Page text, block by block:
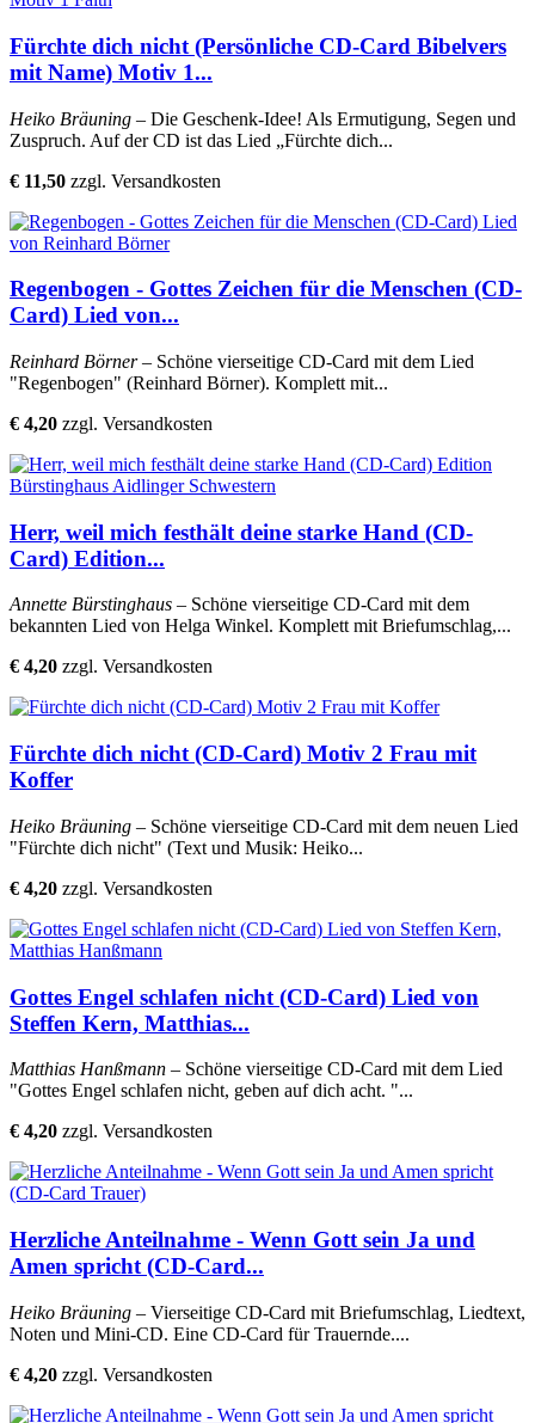
Fürchte dich nicht (Persönliche CD-Card Bibelvers
mit Name) Motiv 1...
Heiko Bräuning – Die Geschenk-Idee! Als Ermutigung, Segen und
Zuspruch. Auf der CD ist das Lied „Fürchte dich...
€ 11,50 zzgl. Versandkosten
Regenbogen - Gottes Zeichen für die Menschen (CD-
Card) Lied von...
Reinhard Börner– Schöne vierseitige CD-Card mit dem Lied
"Regenbogen" (Reinhard Börner). Komplett mit...
€ 4,20 zzgl. Versandkosten
Herr, weil mich festhält deine starke Hand (CD-
Card) Edition...
Annette Bürstinghaus – Schöne vierseitige CD-Card mit dem
bekannten Lied von Helga Winkel. Komplett mit Briefumschlag,...
€ 4,20 zzgl. Versandkosten
Fürchte dich nicht (CD-Card) Motiv 2 Frau mit
Koffer
Heiko Bräuning – Schöne vierseitige CD-Card mit dem neuen Lied
"Fürchte dich nicht" (Text und Musik: Heiko...
€ 4,20 zzgl. Versandkosten
Gottes Engel schlafen nicht (CD-Card) Lied von
Steffen Kern, Matthias...
Matthias Hanßmann – Schöne vierseitige CD-Card mit dem Lied
"Gottes Engel schlafen nicht, geben auf dich acht. "...
€ 4,20 zzgl. Versandkosten
Herzliche Anteilnahme - Wenn Gott sein Ja und
Amen spricht (CD-Card...
Heiko Bräuning – Vierseitige CD-Card mit Briefumschlag, Liedtext,
Noten und Mini-CD. Eine CD-Card für Trauernde....
€ 4,20 zzgl. Versandkosten